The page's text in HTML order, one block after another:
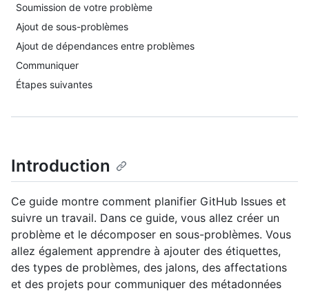
Soumission de votre problème
Ajout de sous-problèmes
Ajout de dépendances entre problèmes
Communiquer
Étapes suivantes
Introduction
Ce guide montre comment planifier GitHub Issues et
suivre un travail. Dans ce guide, vous allez créer un
problème et le décomposer en sous-problèmes. Vous
allez également apprendre à ajouter des étiquettes,
des types de problèmes, des jalons, des affectations
et des projets pour communiquer des métadonnées